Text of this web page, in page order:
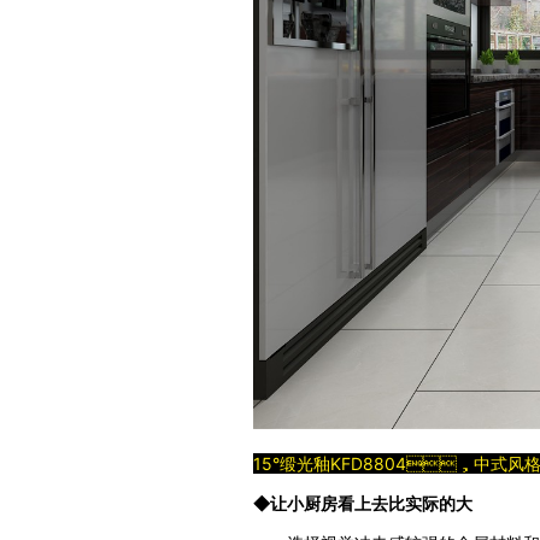
15°缎光釉KFD8804，中式风格
◆让小厨房看上去比实际的大